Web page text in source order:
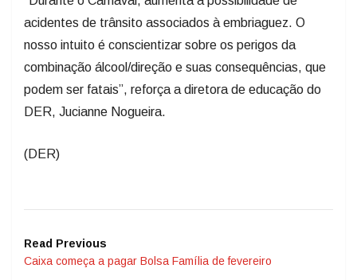
acidentes de trânsito associados à embriaguez. O
nosso intuito é conscientizar sobre os perigos da
combinação álcool/direção e suas consequências, que
podem ser fatais”, reforça a diretora de educação do
DER, Jucianne Nogueira.
(DER)
Read Previous
Caixa começa a pagar Bolsa Família de fevereiro